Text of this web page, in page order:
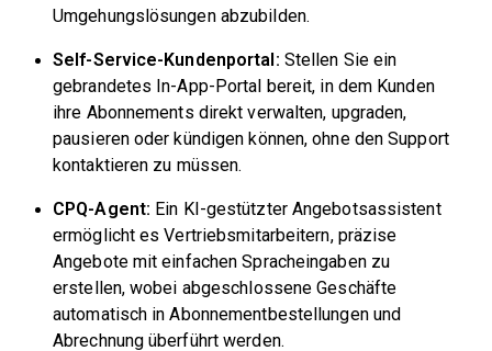
Umgehungslösungen abzubilden.
Self-Service-Kundenportal: Stellen Sie ein
gebrandetes In-App-Portal bereit, in dem Kunden
ihre Abonnements direkt verwalten, upgraden,
pausieren oder kündigen können, ohne den Support
kontaktieren zu müssen.
CPQ-Agent: Ein KI-gestützter Angebotsassistent
ermöglicht es Vertriebsmitarbeitern, präzise
Angebote mit einfachen Spracheingaben zu
erstellen, wobei abgeschlossene Geschäfte
automatisch in Abonnementbestellungen und
Abrechnung überführt werden.